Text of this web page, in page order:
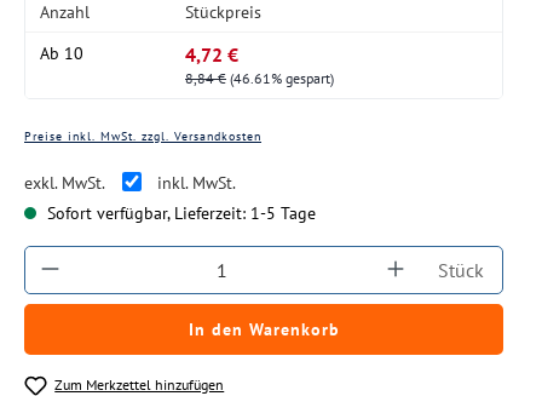
Anzahl
Stückpreis
Ab 10 4,72 €
8,84 € (46.61% gespart)
Preise inkl. MwSt. zzgl. Versandkosten
exkl. MwSt.
inkl. MwSt.
Sofort verfügbar, Lieferzeit: 1-5 Tage
Produkt Anzahl: Gib den gewünschten
Stück
In den Warenkorb
Zum Merkzettel hinzufügen